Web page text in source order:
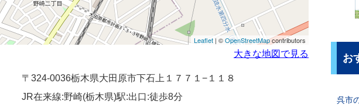
Leaflet | ©OpenStreetMapcontributors
大きな地図で見る
〒324-0036栃木県大田原市下石上１７７１−１１８
JR在来線:野崎(栃木県)駅:出口:徒歩8分
お
呉市